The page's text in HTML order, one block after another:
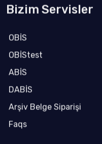
Bizim Servisler
OBİS
OBİStest
ABİS
DABİS
Arşiv Belge Siparişi
Faqs